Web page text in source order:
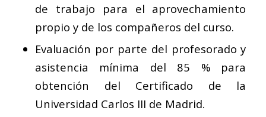
de trabajo para el aprovechamiento
propio y de los compañeros del curso.
Evaluación por parte del profesorado y
asistencia mínima del 85 % para
obtención del Certificado de la
Universidad Carlos III de Madrid.